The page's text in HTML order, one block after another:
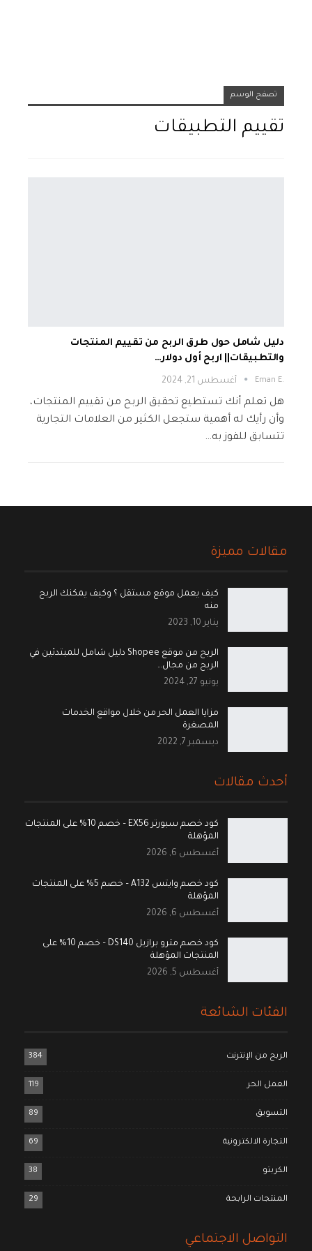
تصفح الوسم
تقييم التطبيقات
دليل شامل حول طرق الربح من تقييم المنتجات
والتطبيقات|| اربح أول دولار…
.Eman E أغسطس 21, 2024
هل تعلم أنك تستطيع تحقيق الربح من تقييم المنتجات،
وأن رأيك له أهمية ستجعل الكثير من العلامات التجارية
تتسابق للفوز به…
مقالات مميزة
كيف يعمل موقع مستقل ؟ وكيف يمكنك الربح
منه
يناير 10, 2023
الربح من موقع Shopee دليل شامل للمبتدئين في
الربح من مجال…
يونيو 27, 2024
مزايا العمل الحر من خلال مواقع الخدمات
المصغرة
ديسمبر 7, 2022
أحدث مقالات
كود خصم سبورتر EX56 – خصم 10% على المنتجات
المؤهلة
أغسطس 6, 2026
كود خصم وايتس A132 – خصم 5% على المنتجات
المؤهلة
أغسطس 6, 2026
كود خصم مترو برازيل DS140 – خصم 10% على
المنتجات المؤهلة
أغسطس 5, 2026
الفئات الشائعة
الربح من الإنترنت 384
العمل الحر 119
التسويق 89
التجارة الالكترونية 69
الكربتو 38
المنتجات الرابحة 29
التواصل الاجتماعي